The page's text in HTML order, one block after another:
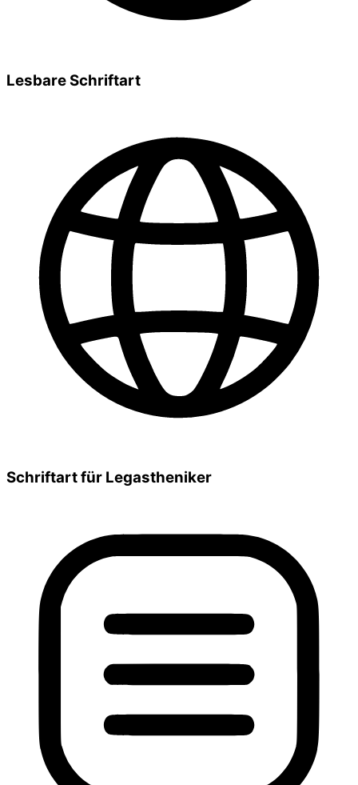
Lesbare Schriftart
Schriftart für Legastheniker